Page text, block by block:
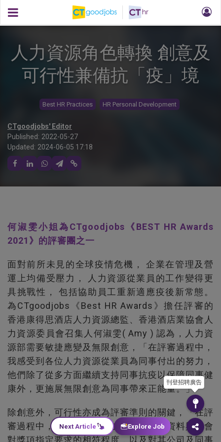
人力資源角色轉換 創意及
可行性兼備抗「疫」境
Best HR Practices HR Personal Development
CTgoodjobs' Editor
Published: 2022-05-27
Updated: 2024-06-05 17:18
何淑雯小姐為CTgoodjobs《BEST HR Awards
2021》的評審團之一
面對前所未見的全球疫情危機， 企業在管理及營
運上均備受壓力， 人力資源從業員的工作變得更
具挑戰性， 包括協助員工重新適應疫後新常態。
為CTgoodjobs《Best HR Awards》擔任評審的
香港康得思酒店人力資源總監、香港酒店業協會人
力資源委員會召集人何淑雯( Amy ) 認為，人力資
源部需要敏捷應變及無限創意，「在評審過程中，
我感受到各位人力資源從業員為同事付出的努力，
他們除了從多方面繼續支持同事抗疫以保障同事健
康外，更施展無限創意為同事帶來正能量。」
除創意外，可行性亦成為評審準則的關鍵，「在評
審過程中，我會先審閱參加者所提交的資料與大會
對獎項指定要求的相符程度，以及對其公司及同事
刊登招聘廣告
Next Article Explore Job